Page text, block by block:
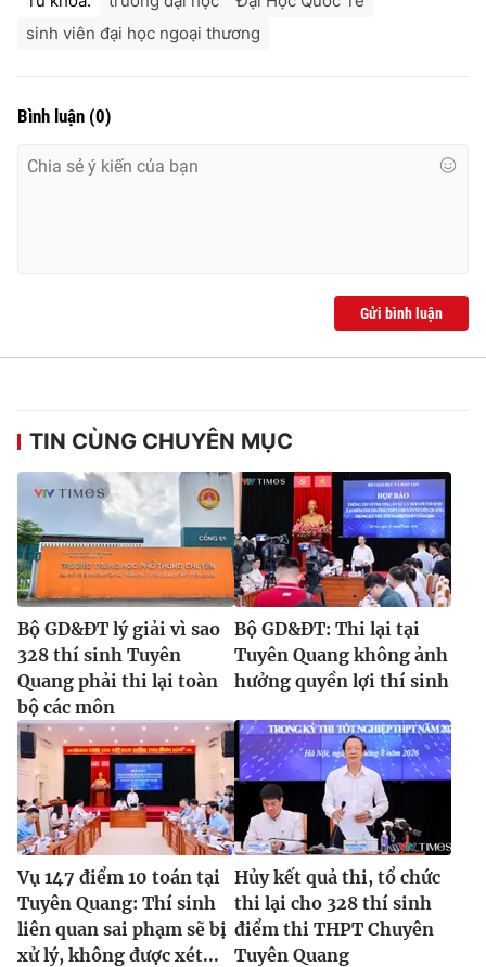
Cơ quan báo chí:Thời báo VTV
024.38 355 931 - 024.38 355 932
Ðiện thoại Thời báo VTV:024.66 897 897
® Cấm sao chép dưới mọi hình thức nếu không có sự chấp
thuận bằng văn bản. Ghi rõ nguồn VTV.vn khi phát hành lại
thông tin từ website này.
sinh viên đại học ngoại thương
Bình luận (0)
Gửi bình luận
TIN CÙNG CHUYÊN MỤC
Bộ GD&ĐT lý giải vì sao
328 thí sinh Tuyên
Quang phải thi lại toàn
bộ các môn
Bộ GD&ĐT: Thi lại tại
Tuyên Quang không ảnh
hưởng quyền lợi thí sinh
Vụ 147 điểm 10 toán tại
Tuyên Quang: Thí sinh
liên quan sai phạm sẽ bị
xử lý, không được xét...
Hủy kết quả thi, tổ chức
thi lại cho 328 thí sinh
điểm thi THPT Chuyên
Tuyên Quang